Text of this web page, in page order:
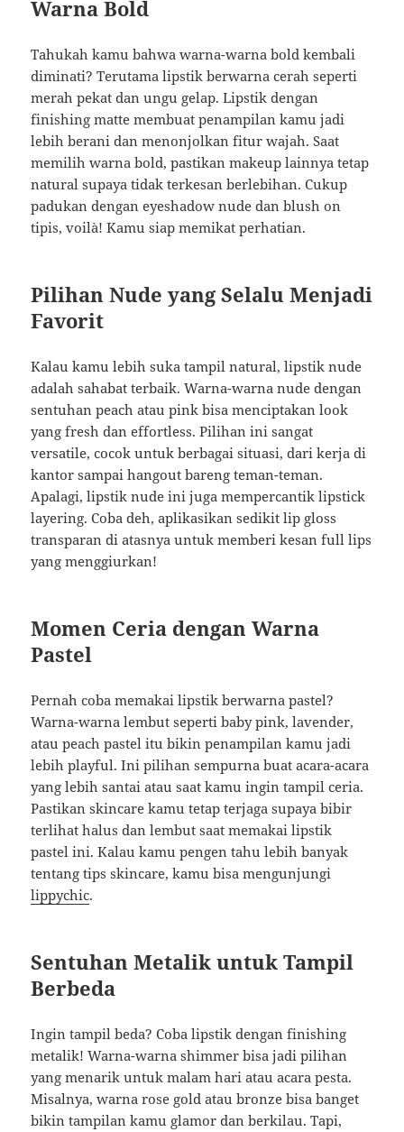
Warna Bold
Tahukah kamu bahwa warna-warna bold kembali
diminati? Terutama lipstik berwarna cerah seperti
merah pekat dan ungu gelap. Lipstik dengan
finishing matte membuat penampilan kamu jadi
lebih berani dan menonjolkan fitur wajah. Saat
memilih warna bold, pastikan makeup lainnya tetap
natural supaya tidak terkesan berlebihan. Cukup
padukan dengan eyeshadow nude dan blush on
tipis, voilà! Kamu siap memikat perhatian.
Pilihan Nude yang Selalu Menjadi
Favorit
Kalau kamu lebih suka tampil natural, lipstik nude
adalah sahabat terbaik. Warna-warna nude dengan
sentuhan peach atau pink bisa menciptakan look
yang fresh dan effortless. Pilihan ini sangat
versatile, cocok untuk berbagai situasi, dari kerja di
kantor sampai hangout bareng teman-teman.
Apalagi, lipstik nude ini juga mempercantik lipstick
layering. Coba deh, aplikasikan sedikit lip gloss
transparan di atasnya untuk memberi kesan full lips
yang menggiurkan!
Momen Ceria dengan Warna
Pastel
Pernah coba memakai lipstik berwarna pastel?
Warna-warna lembut seperti baby pink, lavender,
atau peach pastel itu bikin penampilan kamu jadi
lebih playful. Ini pilihan sempurna buat acara-acara
yang lebih santai atau saat kamu ingin tampil ceria.
Pastikan skincare kamu tetap terjaga supaya bibir
terlihat halus dan lembut saat memakai lipstik
pastel ini. Kalau kamu pengen tahu lebih banyak
tentang tips skincare, kamu bisa mengunjungi
lippychic.
Sentuhan Metalik untuk Tampil
Berbeda
Ingin tampil beda? Coba lipstik dengan finishing
metalik! Warna-warna shimmer bisa jadi pilihan
yang menarik untuk malam hari atau acara pesta.
Misalnya, warna rose gold atau bronze bisa banget
bikin tampilan kamu glamor dan berkilau. Tapi,